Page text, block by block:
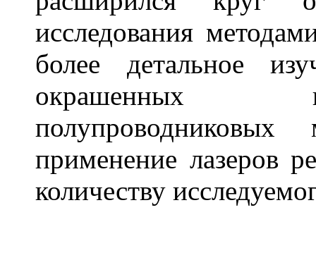
исследования
более детальное
окрашенных
применение лазеров
количеству